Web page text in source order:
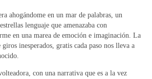
ahogándome en un mar de palabras, un
lenguaje que amenazaba con
en una marea de emoción e imaginación. La
inesperados, gratis cada paso nos lleva a
con una narrativa que es a la vez